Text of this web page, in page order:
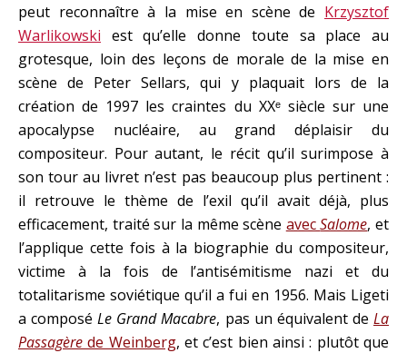
peut reconnaître à la mise en scène de Krzysztof
Warlikowski est qu’elle donne toute sa place au
grotesque, loin des leçons de morale de la mise en
scène de Peter Sellars, qui y plaquait lors de la
création de 1997 les craintes du XXᵉ siècle sur une
apocalypse nucléaire, au grand déplaisir du
compositeur. Pour autant, le récit qu’il surimpose à
son tour au livret n’est pas beaucoup plus pertinent :
il retrouve le thème de l’exil qu’il avait déjà, plus
efficacement, traité sur la même scène avecSalome, et
l’applique cette fois à la biographie du compositeur,
victime à la fois de l’antisémitisme nazi et du
totalitarisme soviétique qu’il a fui en 1956. Mais Ligeti
a composéLe Grand Macabre, pas un équivalent deLa
Passagère de Weinberg, et c’est bien ainsi : plutôt que